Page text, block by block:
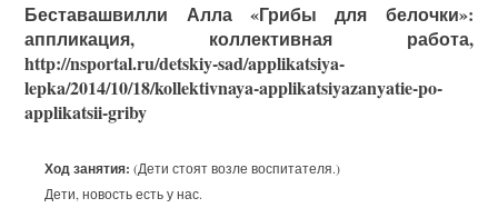
Беставашвилли Алла «Грибы для белочки»:
аппликация, коллективная работа,
http://nsportal.ru/detskiy-sad/applikatsiya-
lepka/2014/10/18/kollektivnaya-applikatsiyazanyatie-po-
applikatsii-griby
Ход занятия: (Дети стоят возле воспитателя.)
Дети, новость есть у нас.